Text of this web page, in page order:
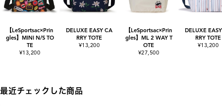
【LeSportsac×Prin
gles】MINI N/S TO
TE
¥13,200
DELUXE EASY CA
RRY TOTE
¥13,200
【LeSportsac×Prin
gles】ML 2 WAY T
OTE
¥27,500
DELUXE
RRY TOTE
¥13,200
最近チェックした商品